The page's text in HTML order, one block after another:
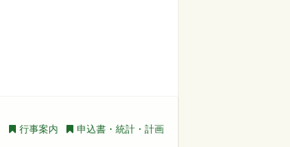
行事案内 申込書・統計・計画